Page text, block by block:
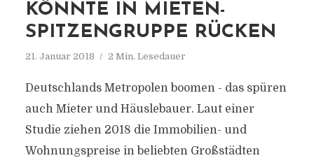
KÖNNTE IN MIETEN-
SPITZENGRUPPE RÜCKEN
21. Januar 2018 2 Min. Lesedauer
Deutschlands Metropolen boomen - das spüren
auch Mieter und Häuslebauer. Laut einer
Studie ziehen 2018 die Immobilien- und
Wohnungspreise in beliebten Großstädten